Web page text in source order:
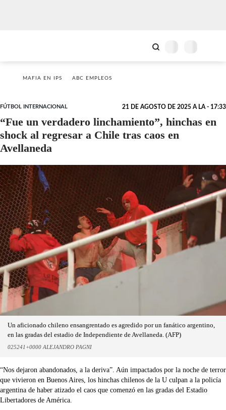
MAFIA EN IPS ABC EMPLEOS
FÚTBOL INTERNACIONAL 21 DE AGOSTO DE 2025 A LA - 17:33
“Fue un verdadero linchamiento”, hinchas en
shock al regresar a Chile tras caos en
Avellaneda
Un aficionado chileno ensangrentado es agredido por un fanático argentino,
en las gradas del estadio de Independiente de Avellaneda. (AFP)
025241+0000 ALEJANDRO PAGNI
“Nos dejaron abandonados, a la deriva”. Aún impactados por la noche de terror
que vivieron en Buenos Aires, los hinchas chilenos de la U culpan a la policía
argentina de haber atizado el caos que comenzó en las gradas del Estadio
Libertadores de América.